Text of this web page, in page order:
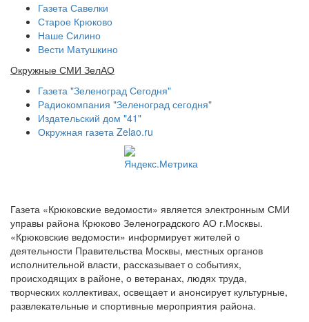
Газета Савелки
Старое Крюково
Наше Силино
Вести Матушкино
Окружные СМИ ЗелАО
Газета "Зеленоград Сегодня"
Радиокомпания "Зеленоград сегодня"
Издательский дом "41"
Окружная газета Zelao.ru
Газета «Крюковские ведомости» является электронным СМИ
управы района Крюково Зеленоградского АО г.Москвы.
«Крюковские ведомости» информирует жителей о
деятельности Правительства Москвы, местных органов
исполнительной власти, рассказывает о событиях,
происходящих в районе, о ветеранах, людях труда,
творческих коллективах, освещает и анонсирует культурные,
развлекательные и спортивные мероприятия района.